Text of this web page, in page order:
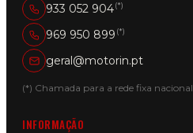
933 052 904(*)
969 950 899 (*)
geral@motorin.pt
(*) Chamada para a rede fixa nacional
INFORMAÇÃO